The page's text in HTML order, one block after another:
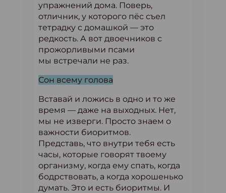
упражнений дома. Поверь,
отличник, у которого пёс съел
тетрадку с домашкой — это
редкость. А вот двоечников с
прожорливыми псами
мы встречали не раз.
Сон всему голова
Вставай и ложись в одно и то же
время — даже на выходных. Нет,
мы не изверги. Просто знаем о
важности биоритмов.
Представь, что внутри тебя есть
часы, которые говорят твоему
организму, когда ему спать, когда
бодрствовать, а когда хорошенько
думать. Это и есть биоритмы. И